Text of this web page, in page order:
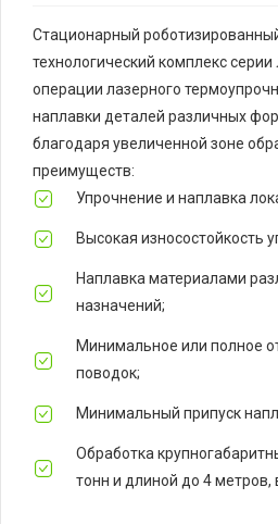
Стационарный
технологический комплекс
операции лазерного
наплавки деталей различных
благодаря увеличенной зоне
преимуществ:
Упрочнение и наплавка
Высокая износостойкость
Наплавка материалами
назначений;
Минимальное или полное
поводок;
Минимальный припуск
Обработка
тонн и длиной до 4